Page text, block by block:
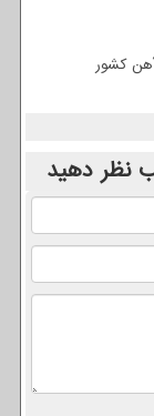
کشور
نظر دهید